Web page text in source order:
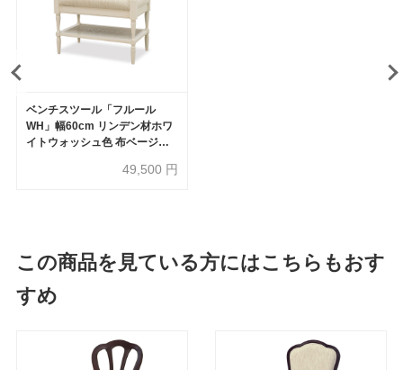
ベンチスツール「フルール
WH」幅60cm リンデン材ホワ
イトウォッシュ色 布ベージュ
49,500 円
この商品を見ている方にはこちらもおす
すめ